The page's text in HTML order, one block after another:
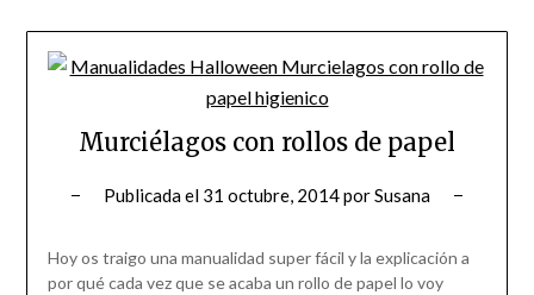
Murciélagos con rollos de papel
Publicada el 31 octubre, 2014porSusana
Hoy os traigo una manualidad super fácil y la explicación a
por qué cada vez que se acaba un rollo de papel lo voy